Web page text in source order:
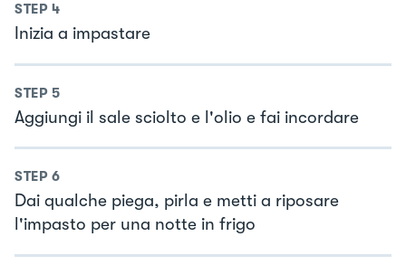
STEP 4
Inizia a impastare
STEP 5
Aggiungi il sale sciolto e l'olio e fai incordare
STEP 6
Dai qualche piega, pirla e metti a riposare
l'impasto per una notte in frigo